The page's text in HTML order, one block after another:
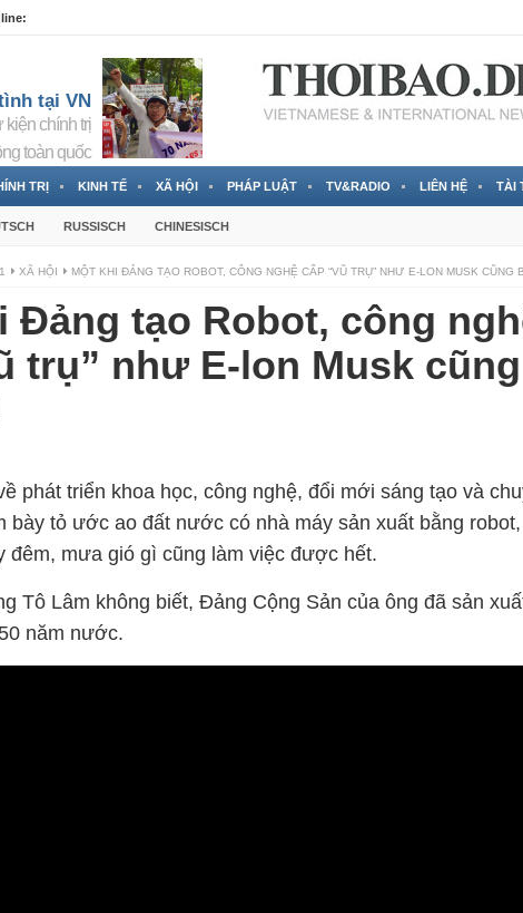
tại VN
kiện chính trị
toàn quốc
TRỊ KINH TẾ XÃ HỘI PHÁP LUẬT TV&RADIO LIÊN HỆ TÀI
RUSSISCH CHINESISCH
XÃ HỘI MỘT KHI ĐẢNG TẠO ROBOT, CÔNG NGHỆ CẤP “VŨ TRỤ” NHƯ E-LON MUSK CŨNG
Đảng tạo Robot, công
trụ” như E-lon Musk cũng
phát triển khoa học, công nghệ, đổi mới sáng tạo và
bày tỏ ước ao đất nước có nhà máy sản xuất bằng
đêm, mưa gió gì cũng làm việc được hết.
Tô Lâm không biết, Đảng Cộng Sản của ông đã sản
năm nước.